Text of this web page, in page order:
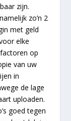
zijn.
zo’n 2
met geld
elke
op
van uw
in
de lage
uploaden.
goed tegen